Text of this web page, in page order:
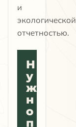
и
экологической
отчетностью.
Н
у
ж
н
о
п